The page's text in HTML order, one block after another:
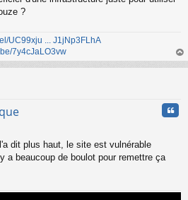
?
UC99xju ... J1jNp3FLhA
7y4cJaLO3vw
au
dit plus haut, le site est vulnérable
a beaucoup de boulot pour remettre ça